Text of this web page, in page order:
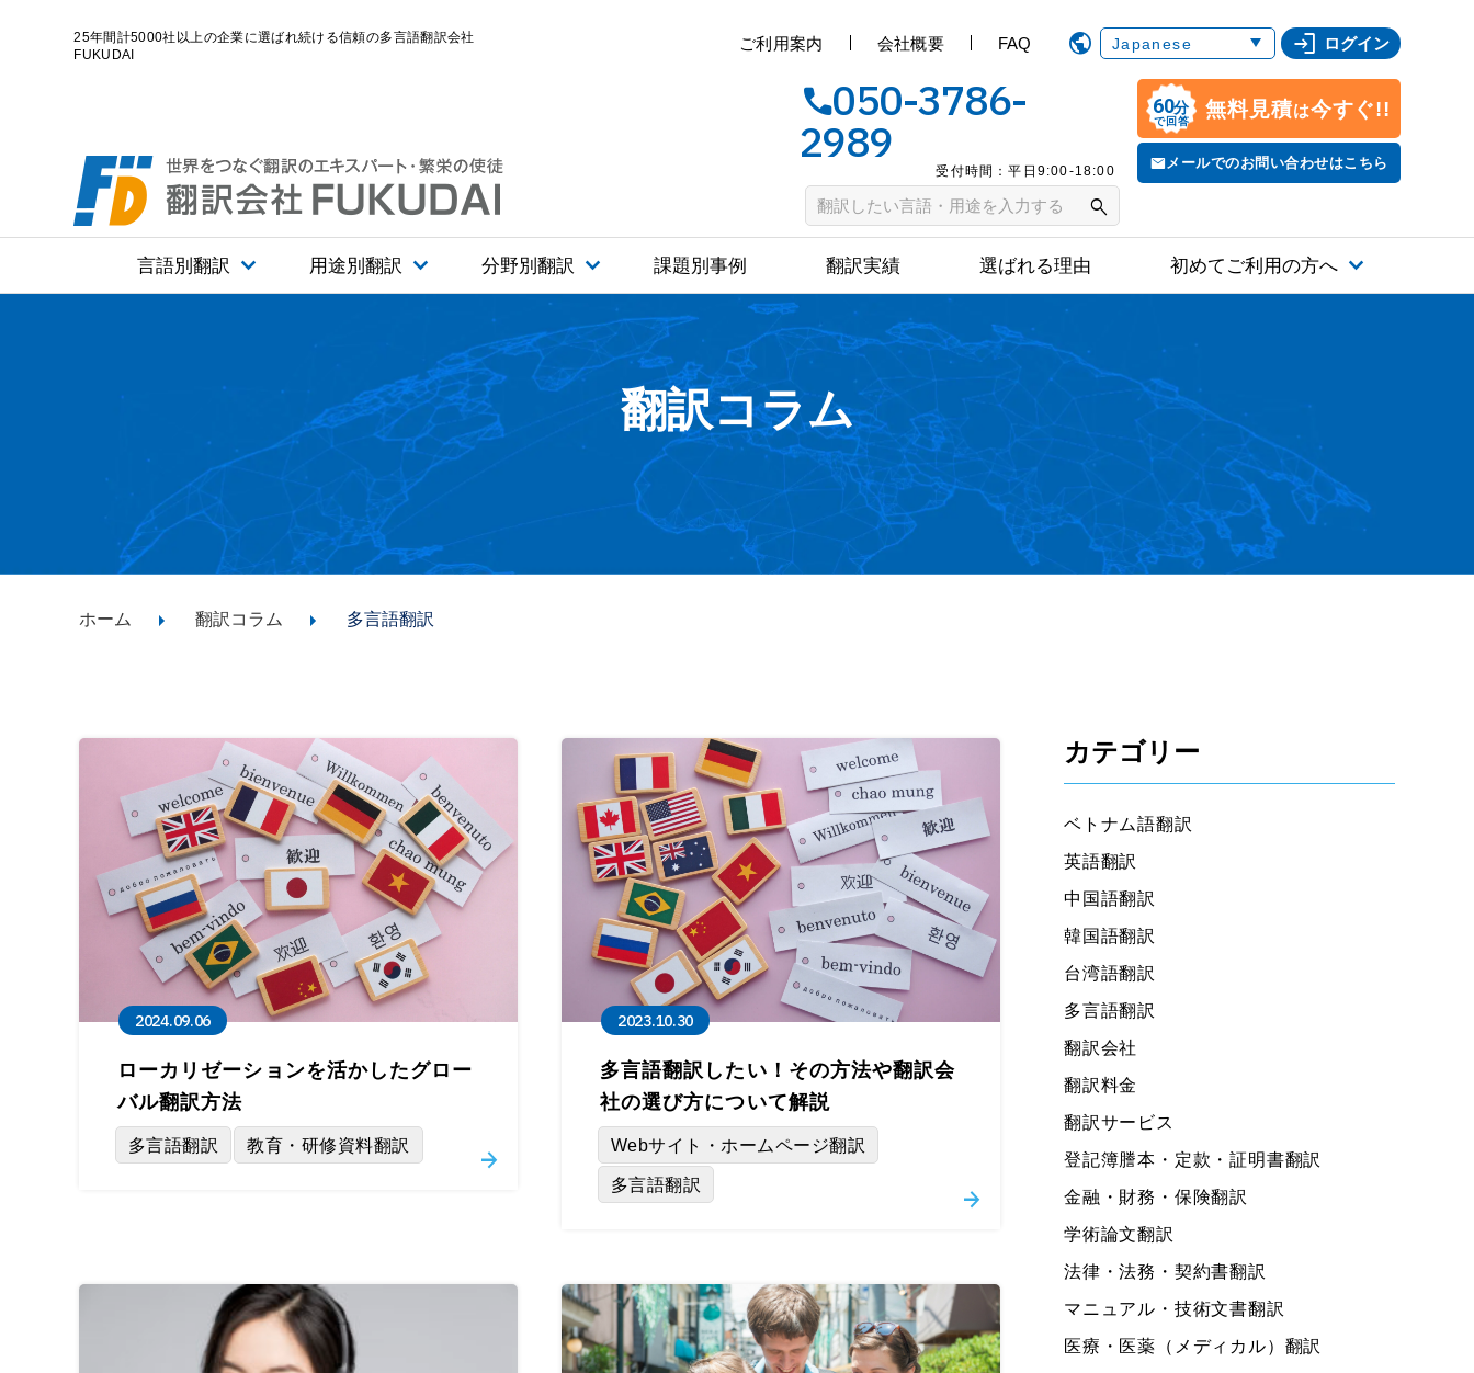
25年間計5000社以上の企業に選ばれ続ける信頼の多言語翻訳会社
FUKUDAI
ご利用案内 会社概要 FAQ login ログイン
050-3786-
2989
受付時間：平日9:00-18:00
search
60分
で回答 無料見積は今すぐ!!
メールでのお問い合わせはこちら
言語別翻訳 用途別翻訳 分野別翻訳 課題別事例 翻訳実績 選ばれる理由 初めてご利用の方へ
翻訳コラム
ホーム 翻訳コラム 多言語翻訳
2024.09.06
ローカリゼーションを活かしたグロー
バル翻訳方法
多言語翻訳 教育・研修資料翻訳
2023.10.30
多言語翻訳したい！その方法や翻訳会
社の選び方について解説
Webサイト・ホームページ翻訳
多言語翻訳
カテゴリー
ベトナム語翻訳
英語翻訳
中国語翻訳
韓国語翻訳
台湾語翻訳
多言語翻訳
翻訳会社
翻訳料金
翻訳サービス
登記簿謄本・定款・証明書翻訳
金融・財務・保険翻訳
学術論文翻訳
法律・法務・契約書翻訳
マニュアル・技術文書翻訳
医療・医薬（メディカル）翻訳